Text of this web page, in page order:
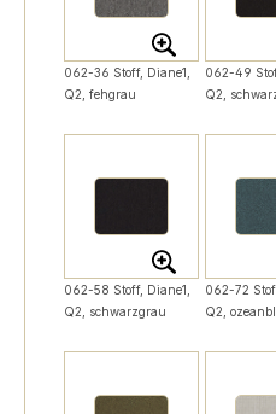
062-36 Stoff, Diane1,
Q2, fehgrau
062-49
Q2,
062-58 Stoff, Diane1,
Q2, schwarzgrau
062-72
Q2,